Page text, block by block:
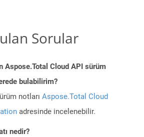
Sorular
Aspose.Total Cloud API sürüm
bulabilirim?
notları Aspose.Total Cloud
adresinde incelenebilir.
nedir?